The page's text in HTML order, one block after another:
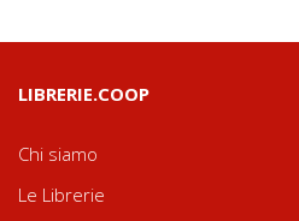
LIBRERIE.COOP
Chi siamo
Le Librerie